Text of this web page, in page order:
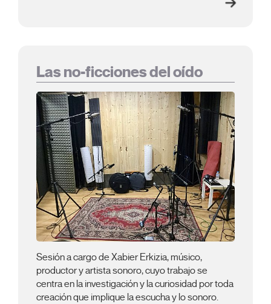
Las no-ficciones del oído
Sesión a cargo de Xabier Erkizia, músico,
productor y artista sonoro, cuyo trabajo se
centra en la investigación y la curiosidad por toda
creación que implique la escucha y lo sonoro.